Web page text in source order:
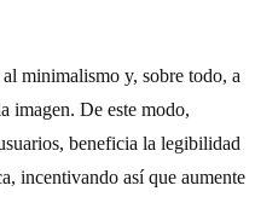
minimalismo y, sobre todo, a
imagen. De este modo,
beneficia la legibilidad
incentivando así que aumente